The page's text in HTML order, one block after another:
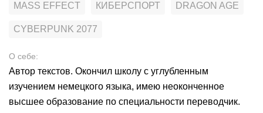
MASS EFFECT КИБЕРСПОРТ DRAGON AGE
CYBERPUNK 2077
О себе:
Автор текстов. Окончил школу с углубленным
изучением немецкого языка, имею неоконченное
высшее образование по специальности переводчик.